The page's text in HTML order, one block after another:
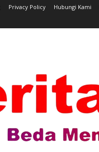
Privacy Policy Hubungi Kami